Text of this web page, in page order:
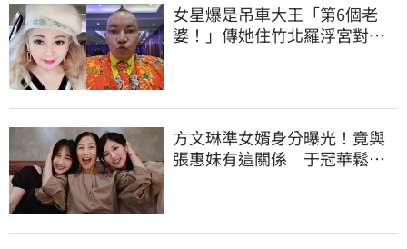
女星爆是吊車大王「第6個老
婆！」傳她住竹北羅浮宮對
方文琳準女婿身分曝光！竟與
張惠妹有這關係 于冠華鬆口